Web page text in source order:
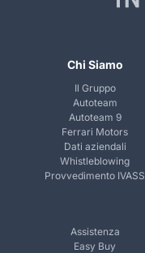
Chi Siamo
Il Gruppo
Autoteam
Autoteam 9
Ferrari Motors
Dati aziendali
Whistleblowing
Provvedimento IVASS
Assistenza
Easy Buy